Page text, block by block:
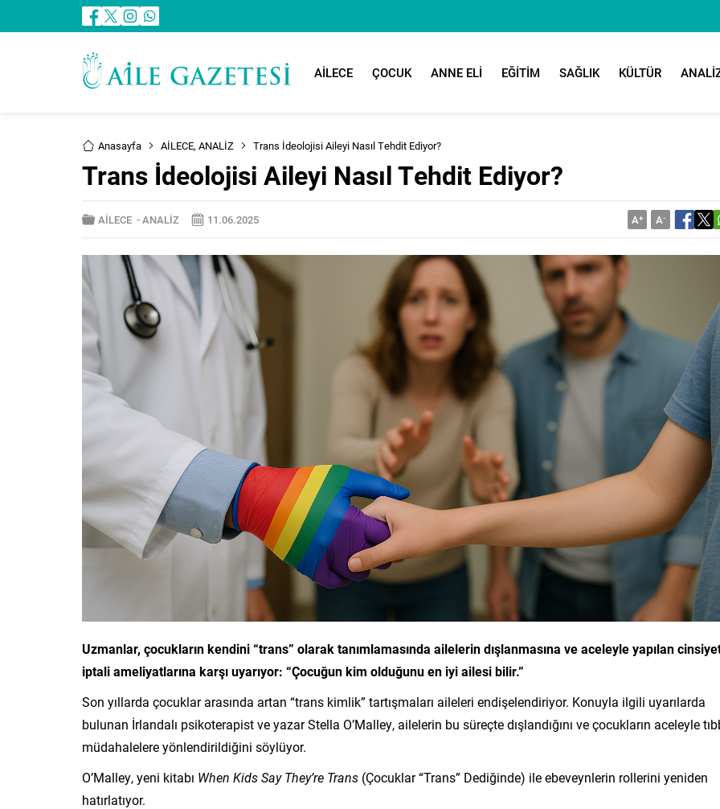
AİLECE ÇOCUK ANNE ELİ EĞİTİM SAĞLIK KÜLTÜR
Anasayfa AİLECE, ANALİZ Trans İdeolojisi Aileyi Nasıl Tehdit Ediyor?
Trans İdeolojisi Aileyi Nasıl Tehdit Ediyor?
AİLECE -ANALİZ 11.06.2025 A+ A-
Uzmanlar, çocukların kendini “trans” olarak tanımlamasında ailelerin dışlanmasına ve aceleyle yapılan
iptali ameliyatlarına karşı uyarıyor: “Çocuğun kim olduğunu en iyi ailesi bilir.”
Son yıllarda çocuklar arasında artan “trans kimlik” tartışmaları aileleri endişelendiriyor. Konuyla ilgili uyarılarda
bulunan İrlandalı psikoterapist ve yazar Stella O’Malley, ailelerin bu süreçte dışlandığını ve çocukların aceleyle
müdahalelere yönlendirildiğini söylüyor.
O’Malley, yeni kitabı When Kids Say They’re Trans (Çocuklar “Trans” Dediğinde) ile ebeveynlerin rollerini yeniden
hatırlatıyor.